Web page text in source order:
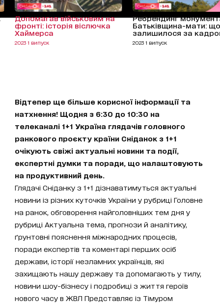
Допомагав військовим на
фронті: історія віслючка
Хаймерса
2023 1 випуск
Ребрендинг
Батьківщина-мати: що
залишилося за
2023 1 випуск
Відтепер ще більше корисної інформації та
натхнення! Щодня з 6:30 до 10:30 на
телеканалі 1+1 Україна глядачів головного
ранкового проєкту країни Сніданок з 1+1
очікують свіжі актуальні новини та події,
експертні думки та поради, що налаштовують
на продуктивний день.
Глядачі Сніданку з 1+1 дізнаватимуться актуальні
новини із різних куточків України у рубриці Головне
на ранок, обговорення найголовніших тем дня у
рубриці Актуальна тема, прогнози й аналітику,
ґрунтовні пояснення міжнародних процесів,
поради експертів та коментарі перших осіб
держави, історії незламних українців, які
захищають нашу державу та допомагають у тилу,
новини шоу-бізнесу і подробиці з життя героїв
нового часу в ЖВЛ Представляє із Тімуром